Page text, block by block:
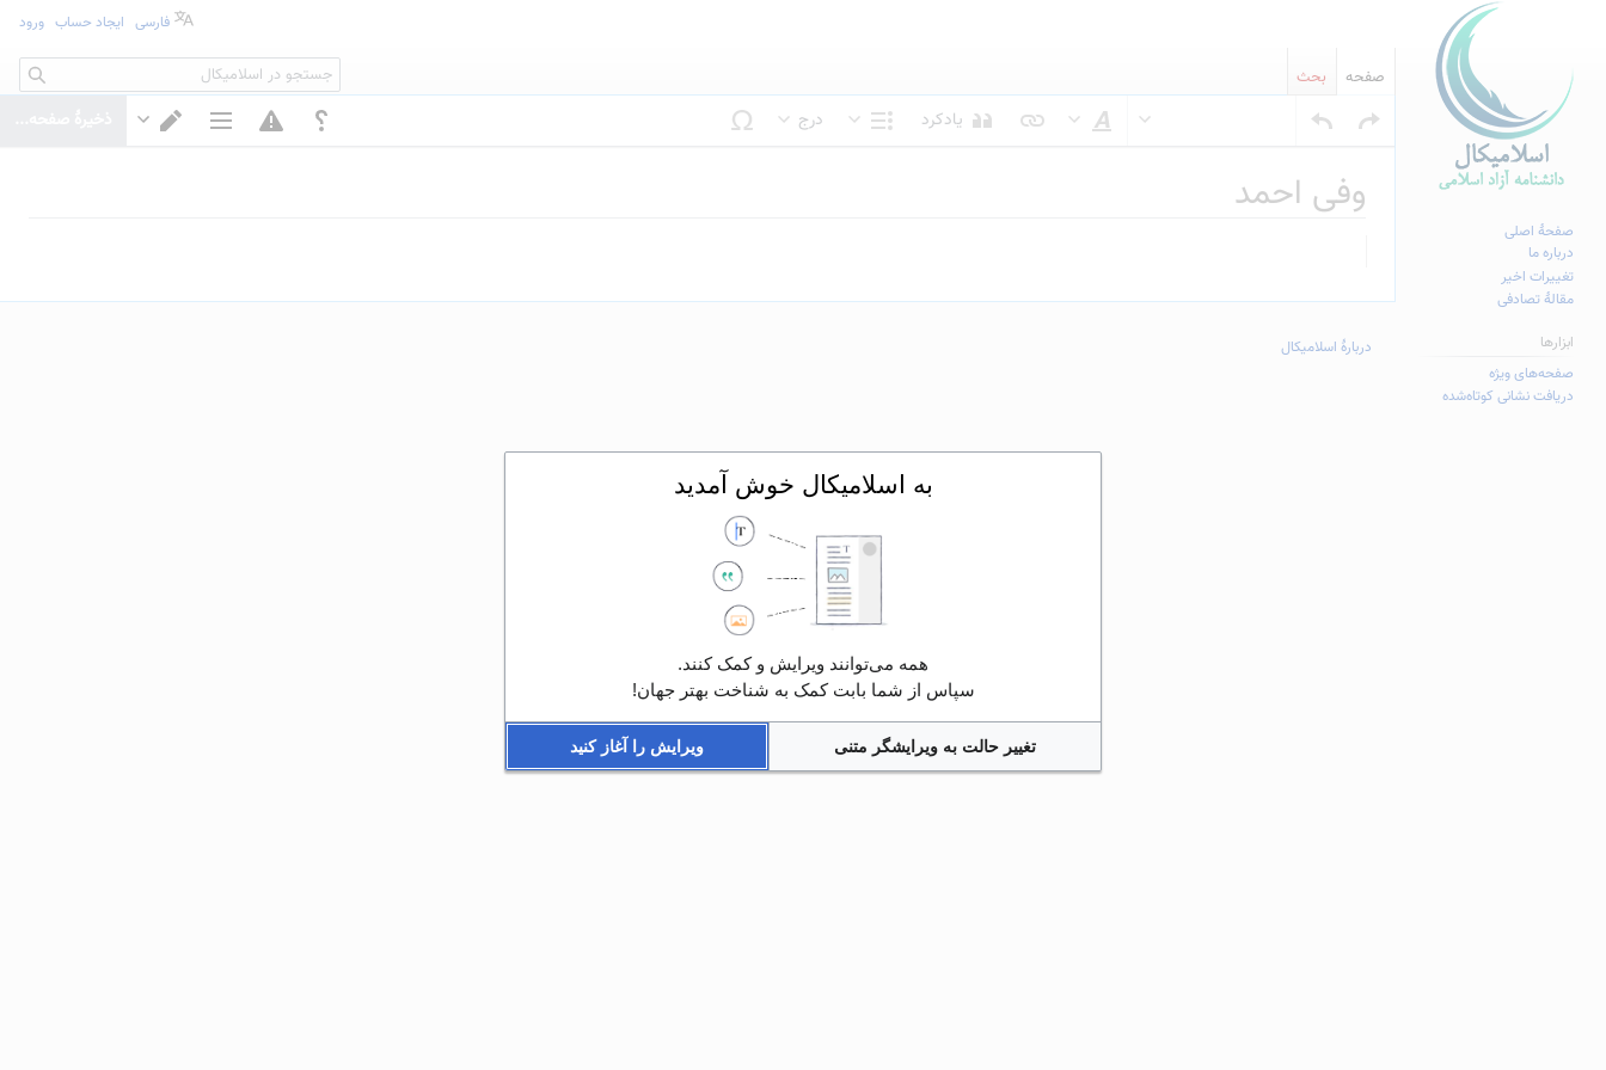
یادکرد
درج
وفی احمد
ناوبری
جستجو
فارسی ایجاد حساب ورود
صفحه بحث جستجو
صفحهٔ اصلی
درباره ما
تغییرات اخیر
مقالهٔ تصادفی
ابزارها
صفحه‌های ویژه
دریافت نشانی کوتاه‌شده
دربارهٔ اسلامیکال
به اسلامیکال خوش آمدید
همه می‌توانند ویرایش و کمک کنند.
سپاس از شما بابت کمک به شناخت بهتر جهان!
تغییر حالت به ویرایشگر متنی ویرایش را آغاز کنید